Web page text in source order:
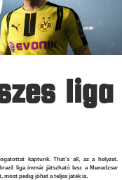
liga
kaptunk. That’s all, az a helyzet.
liga immár játszható lesz a Menedzser
most pedig jöhet a teljes játék is.